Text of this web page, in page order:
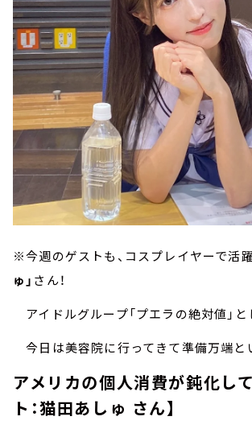
※今週のゲストも、コスプレイヤーで活
ゅ」 さん！
アイドルグループ「プエラの絶対値」と
今日は美容院に行ってきて準備万端と
アメリカの個人消費が鈍化し
ト：猫田あしゅ さん】